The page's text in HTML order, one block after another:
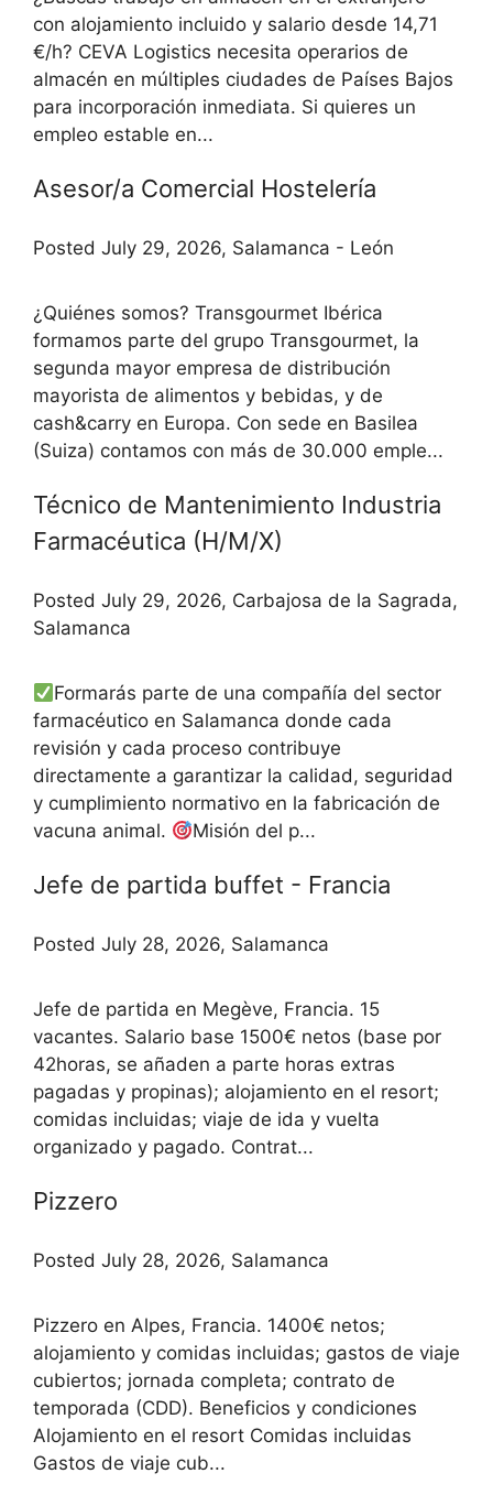
con alojamiento incluido y salario desde 14,71
€/h? CEVA Logistics necesita operarios de
almacén en múltiples ciudades de Países Bajos
para incorporación inmediata. Si quieres un
empleo estable en...
Asesor/a Comercial Hostelería
Posted July 29, 2026, Salamanca - León
¿Quiénes somos? Transgourmet Ibérica
formamos parte del grupo Transgourmet, la
segunda mayor empresa de distribución
mayorista de alimentos y bebidas, y de
cash&carry en Europa. Con sede en Basilea
(Suiza) contamos con más de 30.000 emple...
Técnico de Mantenimiento Industria
Farmacéutica (H/M/X)
Posted July 29, 2026, Carbajosa de la Sagrada,
Salamanca
Formarás parte de una compañía del sector
farmacéutico en Salamanca donde cada
revisión y cada proceso contribuye
directamente a garantizar la calidad, seguridad
y cumplimiento normativo en la fabricación de
vacuna animal.
Misión del p...
Jefe de partida buffet - Francia
Posted July 28, 2026, Salamanca
Jefe de partida en Megève, Francia. 15
vacantes. Salario base 1500€ netos (base por
42horas, se añaden a parte horas extras
pagadas y propinas); alojamiento en el resort;
comidas incluidas; viaje de ida y vuelta
organizado y pagado. Contrat...
Pizzero
Posted July 28, 2026, Salamanca
Pizzero en Alpes, Francia. 1400€ netos;
alojamiento y comidas incluidas; gastos de viaje
cubiertos; jornada completa; contrato de
temporada (CDD). Beneficios y condiciones
Alojamiento en el resort Comidas incluidas
Gastos de viaje cub...